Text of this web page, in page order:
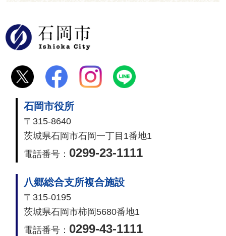
石岡市役所
〒315-8640
茨城県石岡市石岡一丁目1番地1
電話番号： 0299-23-1111
八郷総合支所複合施設
〒315-0195
茨城県石岡市柿岡5680番地1
電話番号： 0299-43-1111